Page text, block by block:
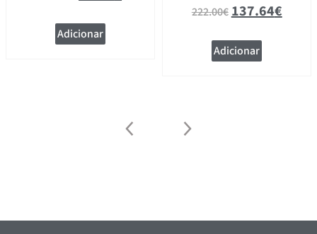
Adicionar
222.00€137.64€
Adicionar